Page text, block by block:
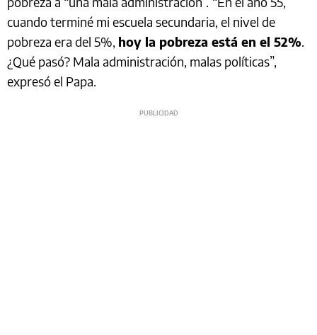
cuando terminé mi escuela secundaria, el nivel de
pobreza era del 5%, hoy la pobreza está en el 52%.
¿Qué pasó? Mala administración, malas políticas”,
expresó el Papa.